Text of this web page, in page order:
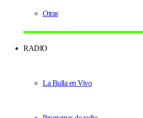
Otras
RADIO
La Bulla en Vivo